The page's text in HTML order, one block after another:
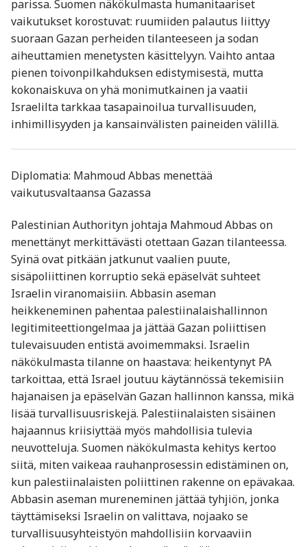
parissa. Suomen näkökulmasta humanitaariset
vaikutukset korostuvat: ruumiiden palautus liittyy
suoraan Gazan perheiden tilanteeseen ja sodan
aiheuttamien menetysten käsittelyyn. Vaihto antaa
pienen toivonpilkahduksen edistymisestä, mutta
kokonaiskuva on yhä monimutkainen ja vaatii
Israelilta tarkkaa tasapainoilua turvallisuuden,
inhimillisyyden ja kansainvälisten paineiden välillä.
Diplomatia: Mahmoud Abbas menettää
vaikutusvaltaansa Gazassa
Palestinian Authorityn johtaja Mahmoud Abbas on
menettänyt merkittävästi otettaan Gazan tilanteessa.
Syinä ovat pitkään jatkunut vaalien puute,
sisäpoliittinen korruptio sekä epäselvät suhteet
Israelin viranomaisiin. Abbasin aseman
heikkeneminen pahentaa palestiinalaishallinnon
legitimiteettiongelmaa ja jättää Gazan poliittisen
tulevaisuuden entistä avoimemmaksi. Israelin
näkökulmasta tilanne on haastava: heikentynyt PA
tarkoittaa, että Israel joutuu käytännössä tekemisiin
hajanaisen ja epäselvän Gazan hallinnon kanssa, mikä
lisää turvallisuusriskejä. Palestiinalaisten sisäinen
hajaannus kriisiyttää myös mahdollisia tulevia
neuvotteluja. Suomen näkökulmasta kehitys kertoo
siitä, miten vaikeaa rauhanprosessin edistäminen on,
kun palestiinalaisten poliittinen rakenne on epävakaa.
Abbasin aseman mureneminen jättää tyhjiön, jonka
täyttämiseksi Israelin on valittava, nojaako se
turvallisuusyhteistyön mahdollisiin korvaaviin